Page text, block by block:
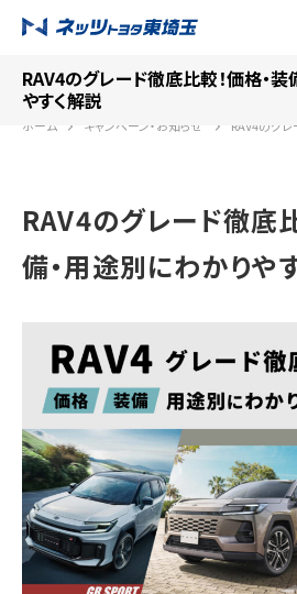
RAV4のグレード徹底比較！価格・装
やすく解説
ホーム キャンペーン・お知らせ
RAV4のグレード徹底
備・用途別にわかりや